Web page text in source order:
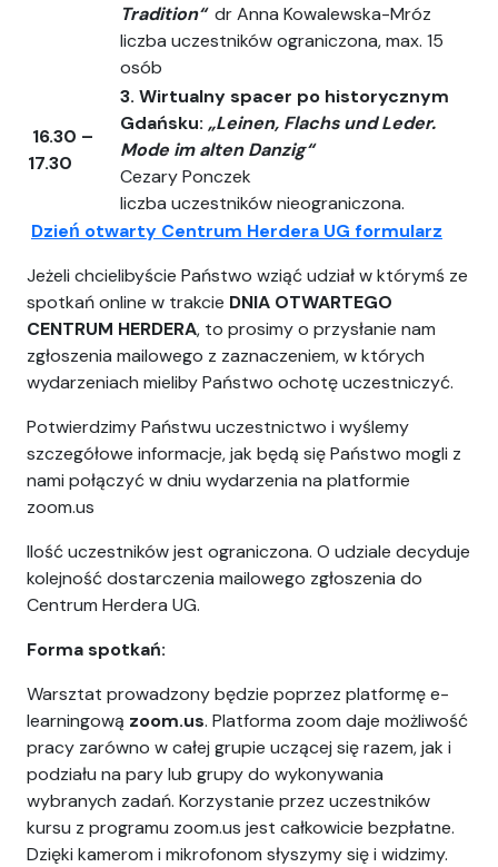
Tradition“ dr Anna Kowalewska-Mróz
liczba uczestników ograniczona, max. 15
osób
16.30 –
17.30
3. Wirtualny spacer po historycznym
Gdańsku: „Leinen, Flachs und Leder.
Mode im alten Danzig“
Cezary Ponczek
liczba uczestników nieograniczona.
Dzień otwarty Centrum Herdera UG formularz
Jeżeli chcielibyście Państwo wziąć udział w którymś ze
spotkań online w trakcie DNIA OTWARTEGO
CENTRUM HERDERA, to prosimy o przysłanie nam
zgłoszenia mailowego z zaznaczeniem, w których
wydarzeniach mieliby Państwo ochotę uczestniczyć.
Potwierdzimy Państwu uczestnictwo i wyślemy
szczegółowe informacje, jak będą się Państwo mogli z
nami połączyć w dniu wydarzenia na platformie
zoom.us
Ilość uczestników jest ograniczona. O udziale decyduje
kolejność dostarczenia mailowego zgłoszenia do
Centrum Herdera UG.
Forma spotkań:
Warsztat prowadzony będzie poprzez platformę e-
learningową zoom.us. Platforma zoom daje możliwość
pracy zarówno w całej grupie uczącej się razem, jak i
podziału na pary lub grupy do wykonywania
wybranych zadań. Korzystanie przez uczestników
kursu z programu zoom.us jest całkowicie bezpłatne.
Dzięki kamerom i mikrofonom słyszymy się i widzimy.